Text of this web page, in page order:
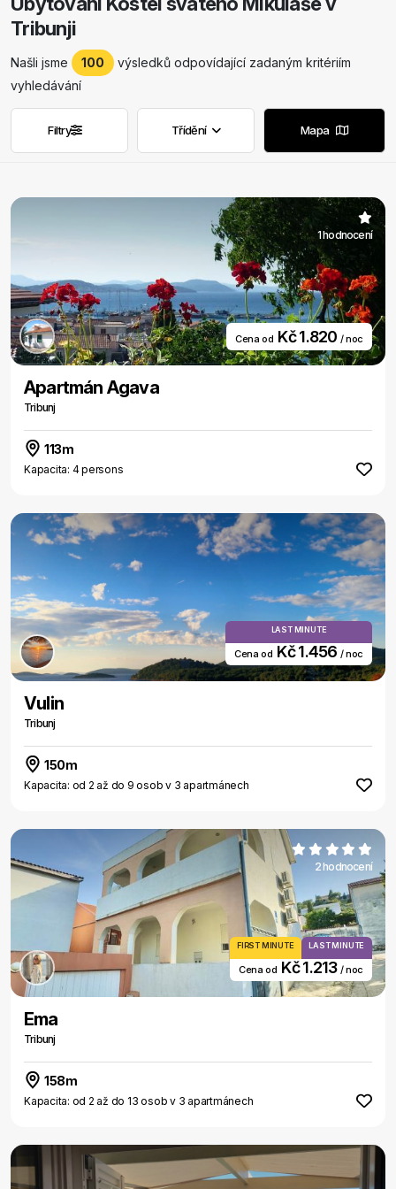
Tribunji
Našli jsme 100
výsledků odpovídající zadaným kritériím
vyhledávání
Odstranit filtry
Filtry Odstranit filtry
Třídění Mapa
1 hodnocení
Cena od Kč 1.820 / noc
Apartmán Agava
Tribunj
113m
Kapacita: 4 persons
LAST MINUTE
Cena od Kč 1.456 / noc
Vulin
Tribunj
150m
Kapacita: od 2 až do 9 osob v 3 apartmánech
2 hodnocení
FIRST MINUTE LAST MINUTE
Cena od Kč 1.213 / noc
Ema
Tribunj
158m
Kapacita: od 2 až do 13 osob v 3 apartmánech